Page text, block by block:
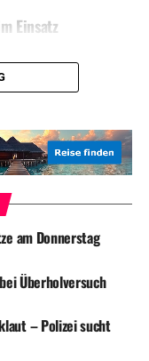
Einsatz
am Donnerstag
Überholversuch
– Polizei sucht